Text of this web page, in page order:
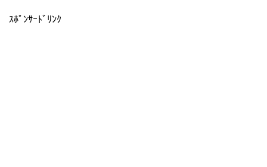
ｽﾎﾟﾝｻｰﾄﾞﾘﾝｸ